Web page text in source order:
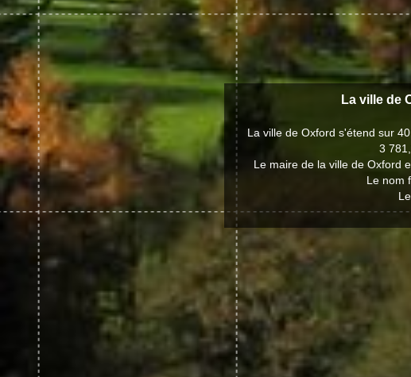
La ville de
La ville de Oxford s'étend sur
3
Le maire de la ville de Oxford
Le nom